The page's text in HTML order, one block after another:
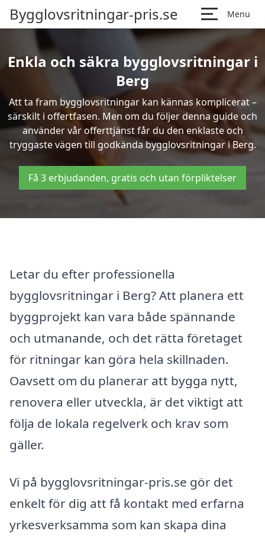
Bygglovsritningar-pris.se Menu
Enkla och säkra bygglovsritningar i
Berg
Att ta fram bygglovsritningar kan kännas komplicerat –
särskilt i offertfasen. Men om du följer denna guide och
använder vår offerttjänst får du den enklaste och
tryggaste vägen till godkända bygglovsritningar i Berg.
Få 3 erbjudanden, gratis och utan förpliktelser
Letar du efter professionella
bygglovsritningar i Berg? Att planera ett
byggprojekt kan vara både spännande
och utmanande, och det rätta företaget
för ritningar kan göra hela skillnaden.
Oavsett om du planerar att bygga nytt,
renovera eller utveckla, är det viktigt att
följa de lokala regelverk och krav som
gäller.
Vi på bygglovsritningar-pris.se gör det
enkelt för dig att få kontakt med erfarna
yrkesverksamma som kan skapa dina